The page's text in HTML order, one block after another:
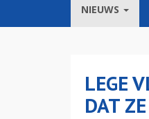
NIEUWS
LEGE
DAT